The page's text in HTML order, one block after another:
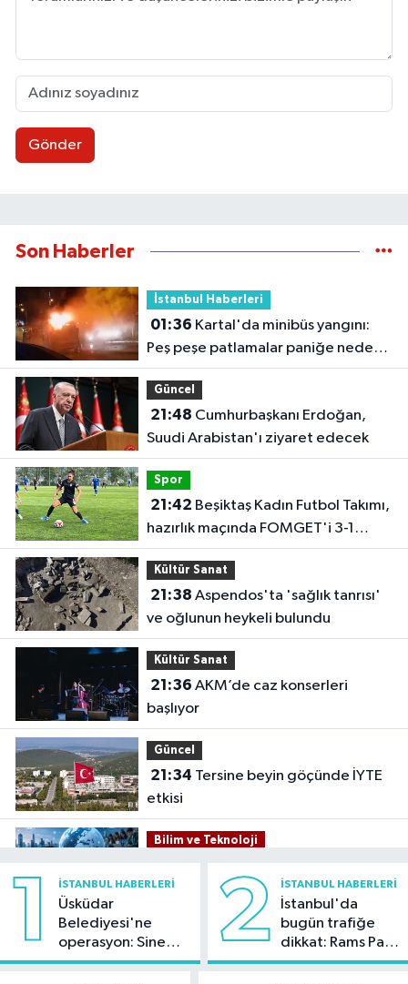
Gönder
Son Haberler
İstanbul Haberleri
01:36
Peş peşe patlamalar paniğe neden
oldu
Güncel
21:48
Suudi Arabistan'ı ziyaret edecek
Spor
21:42
hazırlık maçında FOMGET'i 3-1
mağlup etti
Kültür Sanat
21:38
ve oğlunun heykeli bulundu
Kültür Sanat
21:36
başlıyor
Güncel
21:34
etkisi
Bilim ve Teknoloji
oranı yüzde 92,3 oldu
Bilim ve Teknoloji
1 İSTANBUL HABERLERI
Üsküdar
Belediyesi'ne
operasyon: Sinem
Dedetaş'a
2 İSTANBUL HABERLERI
İstanbul'da
bugün trafiğe
dikkat: Rams Park
çevresinde bazı